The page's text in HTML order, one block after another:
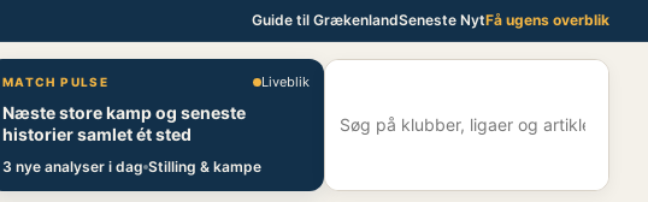
Guide til GrækenlandSeneste NytFå ugens overblik
MATCH PULSE Liveblik
Næste store kamp og seneste
historier samlet ét sted
3 nye analyser i dag Stilling & kampe